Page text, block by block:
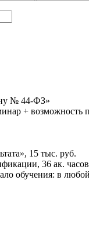
№ 44-ФЗ»
+ возможность
15 тыс. руб.
36 ак.
обучения: в